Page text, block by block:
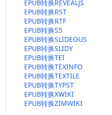
EPUB转换REVEALJS
EPUB转换RST
EPUB转换RTF
EPUB转换S5
EPUB转换SLIDEOUS
EPUB转换SLIDY
EPUB转换TEI
EPUB转换TEXINFO
EPUB转换TEXTILE
EPUB转换TYPST
EPUB转换XWIKI
EPUB转换ZIMWIKI